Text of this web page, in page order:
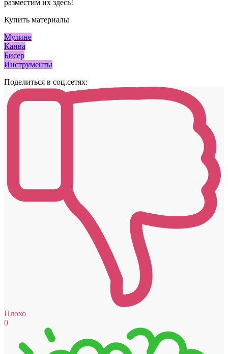
разместим их здесь!
Купить материалы
Мулине
Канва
Бисер
Инструменты
Поделиться в соц.сетях:
Плохо
0